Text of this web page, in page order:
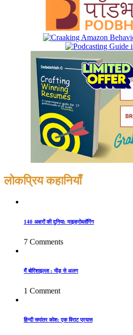
लोकप्रिय कहानियाँ
140 अक्षरों की दुनिया: माइक्रोब्लॉगिंग
7 Comments
मैं बोरिशाइल्ला : भीड़ से अलग
1 Comment
हिन्दी समांतर कोश: एक विराट प्रयास